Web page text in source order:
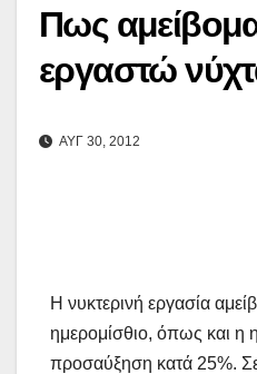
Πως
εργαστώ
ΑΥΓ 30, 2012
Η νυκτερινή εργασία
ημερομίσθιο, όπως και η
προσαύξηση κατά 25%.